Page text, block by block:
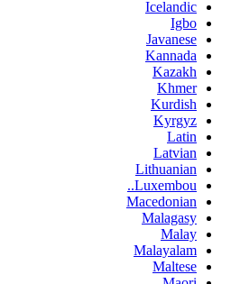
Icelandic
Igbo
Javanese
Kannada
Kazakh
Khmer
Kurdish
Kyrgyz
Latin
Latvian
Lithuanian
Luxembou..
Macedonian
Malagasy
Malay
Malayalam
Maltese